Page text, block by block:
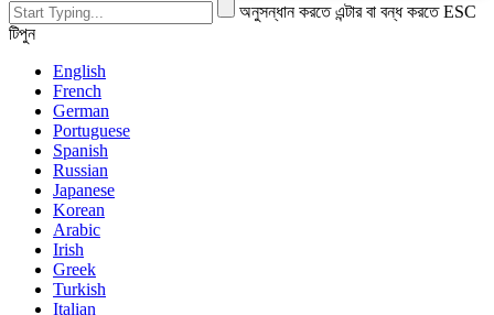
অনুসন্ধান করতে এন্টার বা বন্ধ করতে ESC
টিপুন
English
French
German
Portuguese
Spanish
Russian
Japanese
Korean
Arabic
Irish
Greek
Turkish
Italian